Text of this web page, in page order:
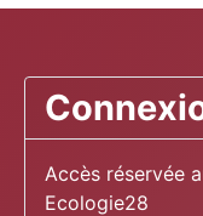
Accès réservée
Ecologie28